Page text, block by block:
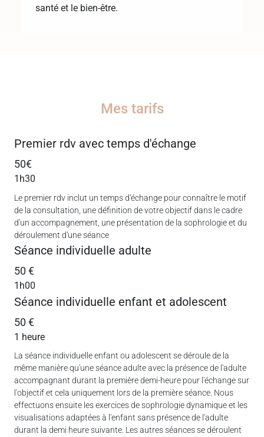
santé et le bien-être.
Mes tarifs
Premier rdv avec temps d'échange
50€
1h30
Le premier rdv inclut un temps d'échange pour connaître le motif
de la consultation, une définition de votre objectif dans le cadre
d'un accompagnement, une présentation de la sophrologie et du
déroulement d'une séance
Séance individuelle adulte
50 €
1h00
Séance individuelle enfant et adolescent
50 €
1 heure
La séance individuelle enfant ou adolescent se déroule de la
même manière qu'une séance adulte avec la présence de l'adulte
accompagnant durant la première demi-heure pour l'échange sur
l'objectif et cela uniquement lors de la première séance. Nous
effectuons ensuite les exercices de sophrologie dynamique et les
visualisations adaptées à l'enfant sans présence de l'adulte
durant la demi heure suivante. Les autres séances se déroulent